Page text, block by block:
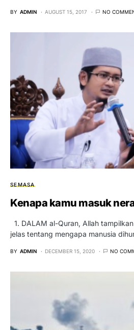
BY ADMIN AUGUST 15, 2017 NO
SEMASA
Kenapa kamu masuk
1. DALAM al-Quran, Allah
jelas tentang mengapa manusia
BY ADMIN DECEMBER 15, 2020 NO